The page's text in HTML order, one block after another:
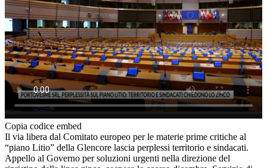
Copia codice embed
Il via libera dal Comitato europeo per le materie prime critiche al
“piano Litio” della Glencore lascia perplessi territorio e sindacati.
Appello al Governo per soluzioni urgenti nella direzione del